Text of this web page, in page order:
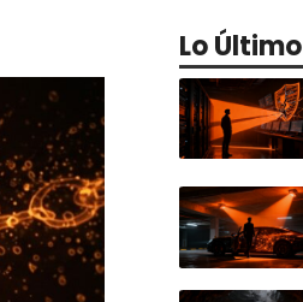
Lo Último